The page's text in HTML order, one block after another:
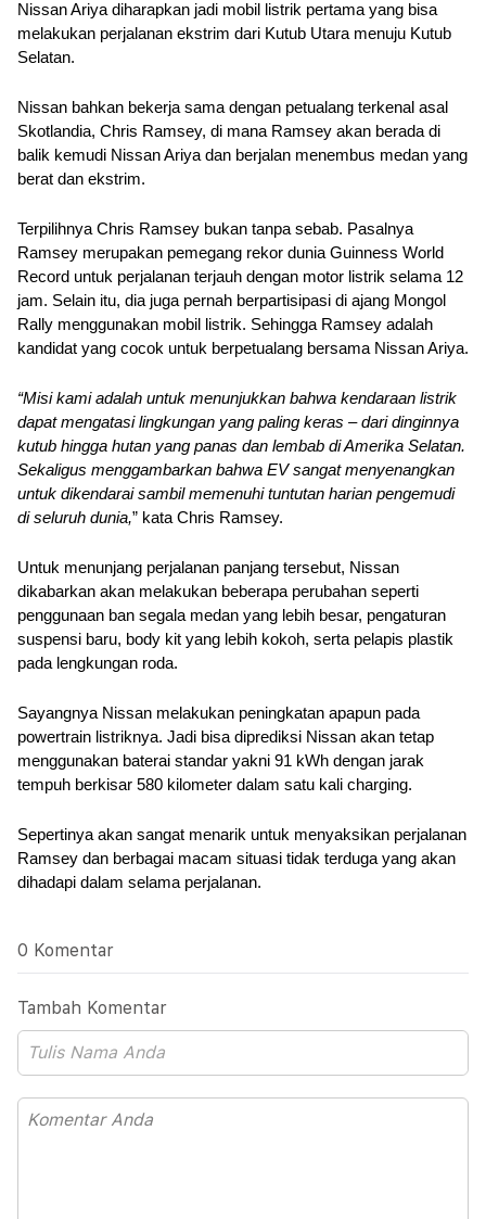
Nissan Ariya diharapkan jadi mobil listrik pertama yang bisa
melakukan perjalanan ekstrim dari Kutub Utara menuju Kutub
Selatan.
Nissan bahkan bekerja sama dengan petualang terkenal asal
Skotlandia, Chris Ramsey, di mana Ramsey akan berada di
balik kemudi Nissan Ariya dan berjalan menembus medan yang
berat dan ekstrim.
Terpilihnya Chris Ramsey bukan tanpa sebab. Pasalnya
Ramsey merupakan pemegang rekor dunia Guinness World
Record untuk perjalanan terjauh dengan motor listrik selama 12
jam. Selain itu, dia juga pernah berpartisipasi di ajang Mongol
Rally menggunakan mobil listrik. Sehingga Ramsey adalah
kandidat yang cocok untuk berpetualang bersama Nissan Ariya.
“Misi kami adalah untuk menunjukkan bahwa kendaraan listrik
dapat mengatasi lingkungan yang paling keras – dari dinginnya
kutub hingga hutan yang panas dan lembab di Amerika Selatan.
Sekaligus menggambarkan bahwa EV sangat menyenangkan
untuk dikendarai sambil memenuhi tuntutan harian pengemudi
di seluruh dunia,” kata Chris Ramsey.
Untuk menunjang perjalanan panjang tersebut, Nissan
dikabarkan akan melakukan beberapa perubahan seperti
penggunaan ban segala medan yang lebih besar, pengaturan
suspensi baru, body kit yang lebih kokoh, serta pelapis plastik
pada lengkungan roda.
Sayangnya Nissan melakukan peningkatan apapun pada
powertrain listriknya. Jadi bisa diprediksi Nissan akan tetap
menggunakan baterai standar yakni 91 kWh dengan jarak
tempuh berkisar 580 kilometer dalam satu kali charging.
Sepertinya akan sangat menarik untuk menyaksikan perjalanan
Ramsey dan berbagai macam situasi tidak terduga yang akan
dihadapi dalam selama perjalanan.
0 Komentar
Tambah Komentar